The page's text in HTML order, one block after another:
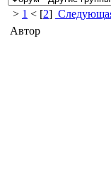
> 1 < [2]
Автор